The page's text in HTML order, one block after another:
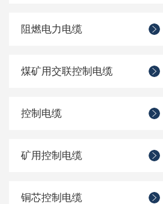
阻燃电力电缆
煤矿用交联控制电缆
控制电缆
矿用控制电缆
铜芯控制电缆